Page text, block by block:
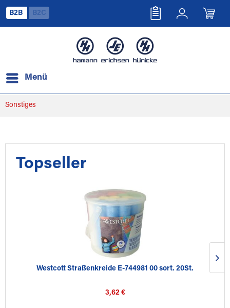
B2B B2C
Menü
Sonstiges
Topseller
Westcott Straßenkreide E-744981 00 sort. 20St.
3,62 €